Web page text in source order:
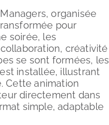
organisée
pour
soirée, les
créativité
se sont formées, les
installée, illustrant
Cette animation
directement dans
simple, adaptable